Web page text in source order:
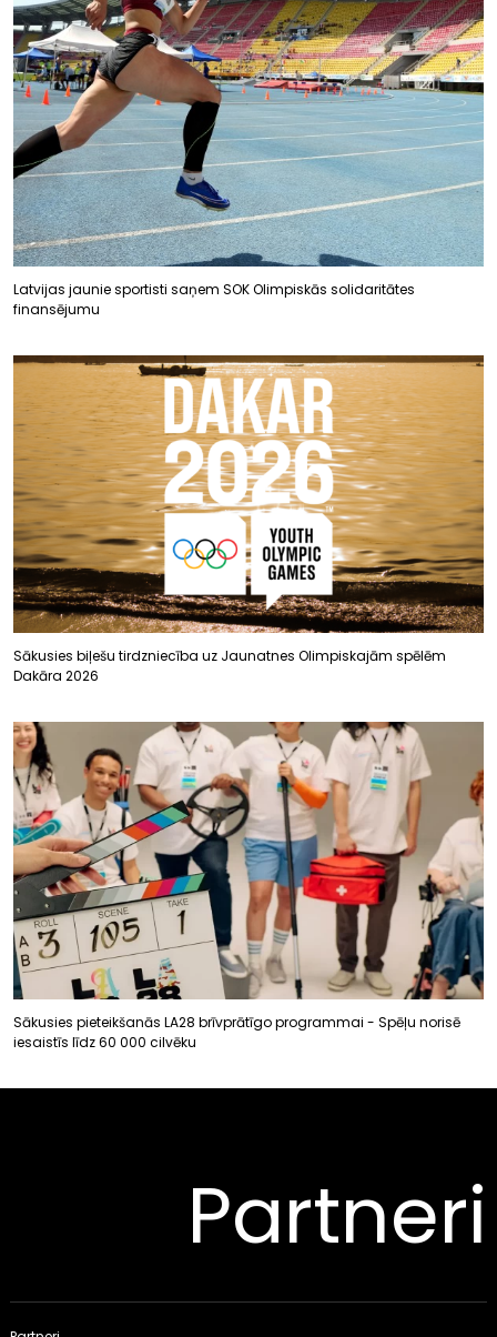
Latvijas jaunie sportisti saņem SOK Olimpiskās solidaritātes
finansējumu
Sākusies biļešu tirdzniecība uz Jaunatnes Olimpiskajām spēlēm
Dakāra 2026
Sākusies pieteikšanās LA28 brīvprātīgo programmai - Spēļu norisē
iesaistīs līdz 60 000 cilvēku
Partneri